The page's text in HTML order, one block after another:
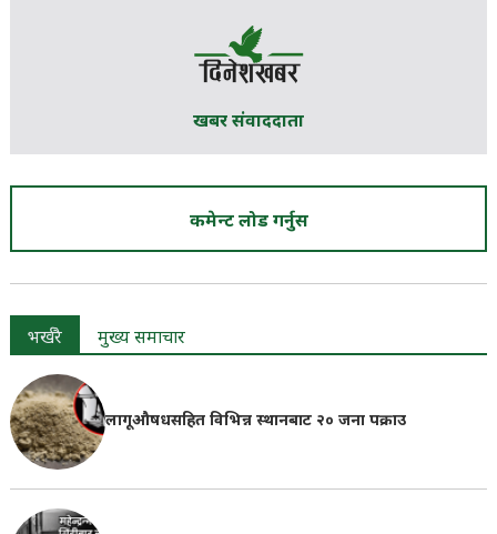
खबर संवाददाता
कमेन्ट लोड गर्नुस
भर्खरै मुख्य समाचार
लागूऔषधसहित विभिन्न स्थानबाट २० जना पक्राउ